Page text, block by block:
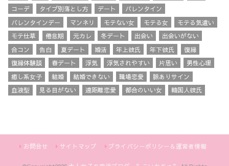
コーデ
タイプ別落とし方 デート
バレンタイン
バレンタインデー
マンネリ モテない女 モテる女
モテる気遣い
モテ仕草
倦怠期 元カレ 冬デート 出会い
出会いがない
合コン
告白 夏デート 婚活 年上彼氏 年下彼氏
復縁
復縁体験談
春デート 浮気 浮気されやすい 片思い
男性心理
癒し系女子
結婚 結婚できない 職場恋愛
脈ありサイン
血液型
見る目がない 遠距離恋愛 都合のいい女 韓国人彼氏
お問合せ サイトマップ プライバシーポリシー＆運営者情報